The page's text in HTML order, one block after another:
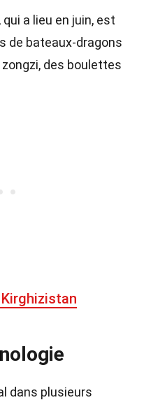
a lieu en juin, est
de bateaux-dragons
des boulettes
dans plusieurs